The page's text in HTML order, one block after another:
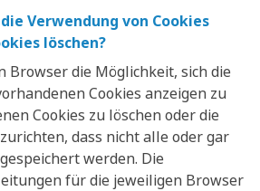
Verwendung von Cookies
löschen?
Browser die Möglichkeit, sich die
Cookies anzeigen zu
Cookies zu löschen oder die
dass nicht alle oder gar
werden. Die
für die jeweiligen Browser